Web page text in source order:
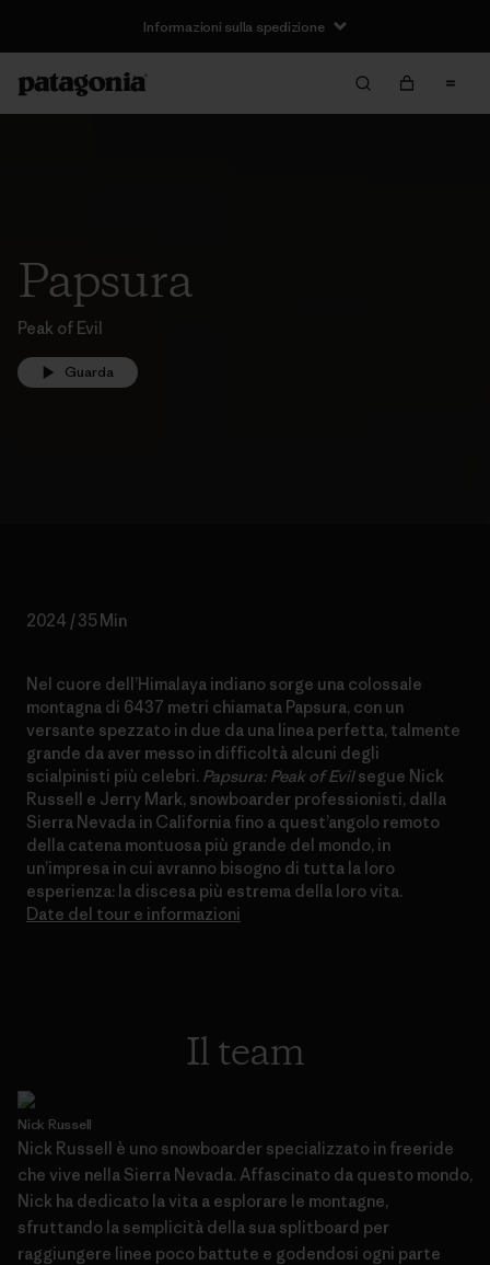
Informazioni sulla spedizione
Papsura
Peak of Evil
Guarda
2024 / 35 Min
Nel cuore dell’Himalaya indiano sorge una colossale
montagna di 6437 metri chiamata Papsura, con un
versante spezzato in due da una linea perfetta, talmente
grande da aver messo in difficoltà alcuni degli
scialpinisti più celebri. Papsura: Peak of Evilsegue Nick
Russell e Jerry Mark, snowboarder professionisti, dalla
Sierra Nevada in California fino a quest’angolo remoto
della catena montuosa più grande del mondo, in
un’impresa in cui avranno bisogno di tutta la loro
esperienza: la discesa più estrema della loro vita.
Date del tour e informazioni
Il team
Nick Russell
Nick Russell è uno snowboarder specializzato in freeride
che vive nella Sierra Nevada. Affascinato da questo mondo,
Nick ha dedicato la vita a esplorare le montagne,
sfruttando la semplicità della sua splitboard per
raggiungere linee poco battute e godendosi ogni parte